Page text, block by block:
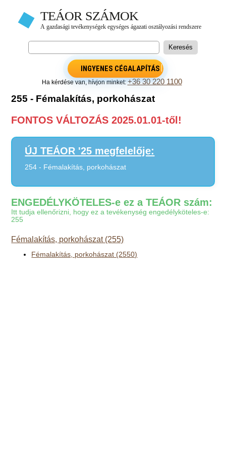
INGYENES CÉGALAPÍTÁS
Ha kérdése van, hívjon minket:+36 30 220 1100
255 - Fémalakítás, porkohászat
FONTOS VÁLTOZÁS 2025.01.01-től!
ÚJ TEÁOR '25 megfelelője:
254 - Fémalakítás, porkohászat
ENGEDÉLYKÖTELES-e ez a TEÁOR szám:
Itt tudja ellenőrizni, hogy ez a tevékenység engedélyköteles-e:
255
Fémalakítás, porkohászat (255)
Fémalakítás, porkohászat (2550)